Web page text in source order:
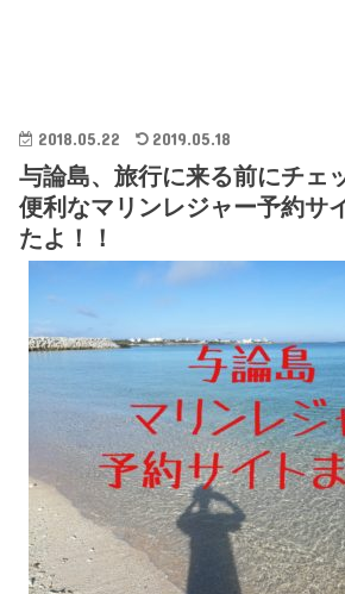
2018.05.22 2019.05.18
与論島、旅行に来る前にチェ
便利なマリンレジャー予約サ
たよ！！